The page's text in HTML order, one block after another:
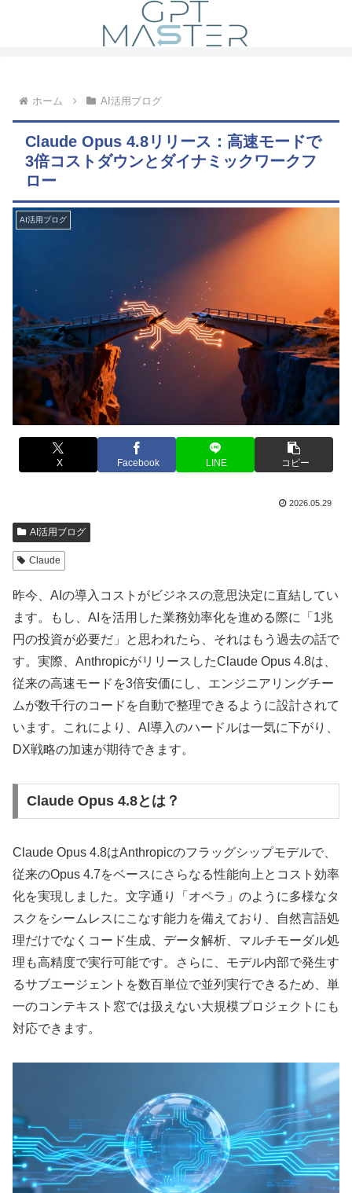
ホーム AI活用ブログ
Claude Opus 4.8リリース：高速モードで
3倍コストダウンとダイナミックワークフ
ロー
AI活用ブログ
X Facebook LINE コピー
2026.05.29
AI活用ブログ
Claude
昨今、AIの導入コストがビジネスの意思決定に直結してい
ます。もし、AIを活用した業務効率化を進める際に「1兆
円の投資が必要だ」と思われたら、それはもう過去の話で
す。実際、AnthropicがリリースしたClaude Opus 4.8は、
従来の高速モードを3倍安価にし、エンジニアリングチー
ムが数千行のコードを自動で整理できるように設計されて
います。これにより、AI導入のハードルは一気に下がり、
DX戦略の加速が期待できます。
Claude Opus 4.8とは？
Claude Opus 4.8はAnthropicのフラッグシップモデルで、
従来のOpus 4.7をベースにさらなる性能向上とコスト効率
化を実現しました。文字通り「オペラ」のように多様なタ
スクをシームレスにこなす能力を備えており、自然言語処
理だけでなくコード生成、データ解析、マルチモーダル処
理も高精度で実行可能です。さらに、モデル内部で発生す
るサブエージェントを数百単位で並列実行できるため、単
一のコンテキスト窓では扱えない大規模プロジェクトにも
対応できます。